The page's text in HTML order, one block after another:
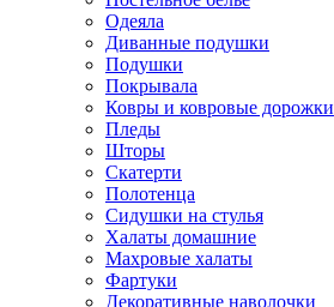
Одеяла
Диванные подушки
Подушки
Покрывала
Ковры и ковровые дорожки
Пледы
Шторы
Скатерти
Полотенца
Сидушки на стулья
Халаты домашние
Махровые халаты
Фартуки
Декоративные наволочки